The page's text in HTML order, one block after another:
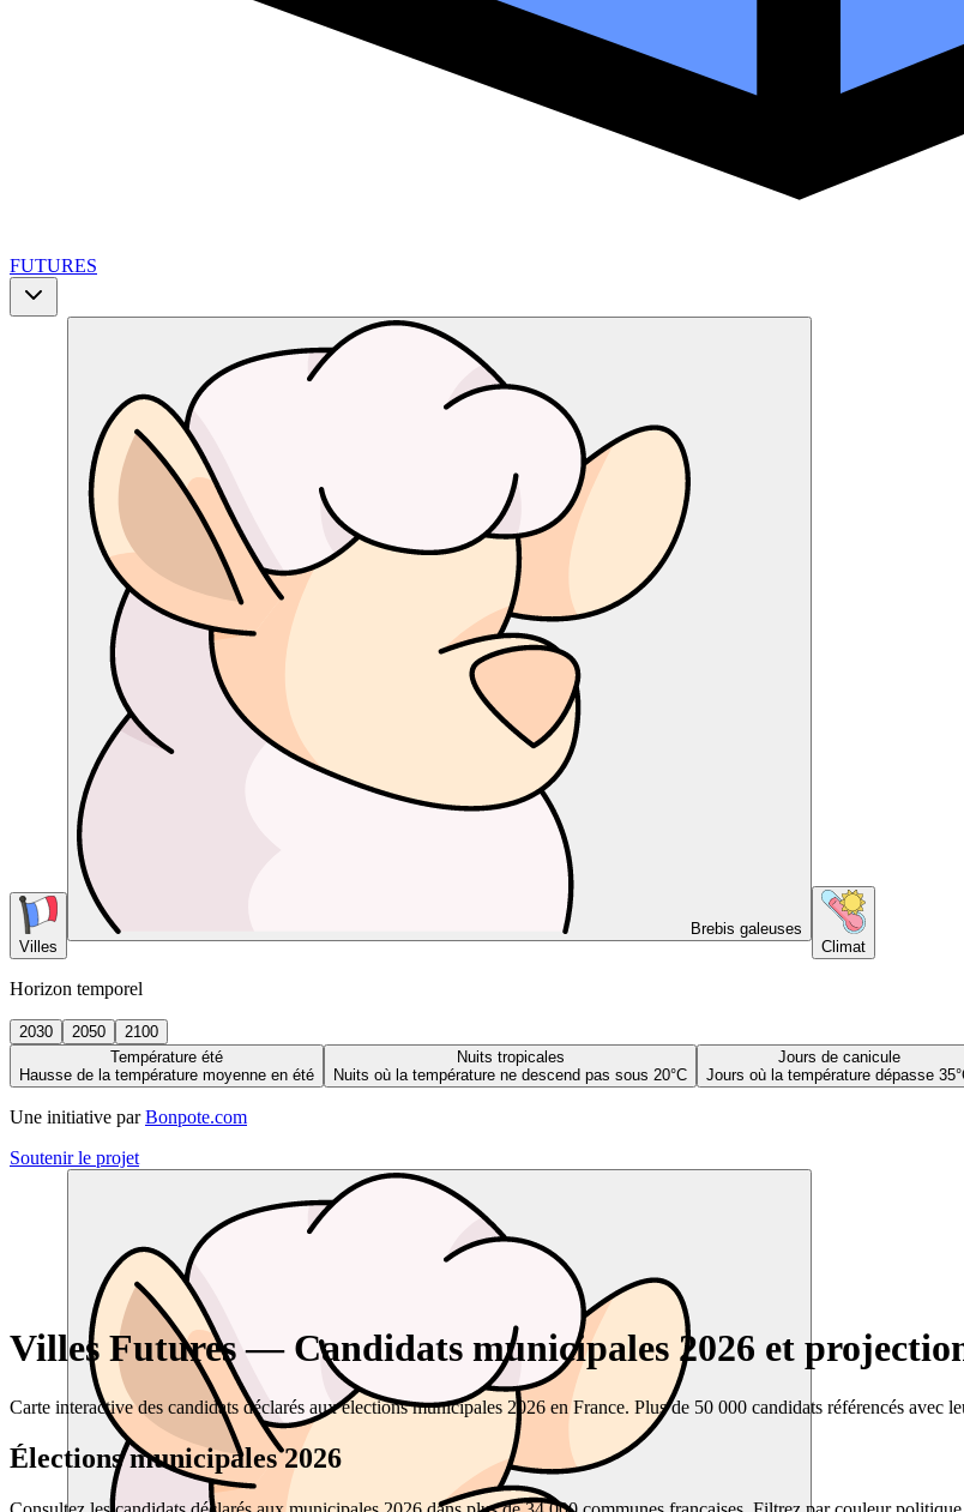
FUTURES
Villes
Brebis galeuses
Climat
Horizon temporel
2030 2050
2100
Température été
Hausse de la température moyenne en été
Nuits tropicales
Nuits où la température ne descend pas sous 20°C
Jours de canicule
Jours où la température dépasse
Une initiative par Bonpote.com
Soutenir le projet
Villes Futures — Candidats municipales 2026 et
Carte interactive des candidats déclarés aux élections municipales 2026 en France. Plus de 50 000 candidats référencés avec
Élections municipales 2026